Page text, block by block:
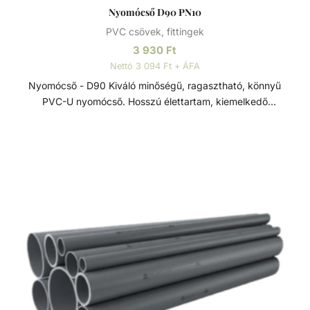
Nyomócső D90 PN10
PVC csövek, fittingek
3 930 Ft
Nettó 3 094 Ft + ÁFA
Nyomócső - D90 Kiváló minőségű, ragasztható, könnyű
PVC-U nyomócső. Hosszú élettartam, kiemelkedő
köszönhetően technológiai (savas vagy lúgos közegek) és
vízgépészeti (uszoda technika) csőhálózatok kedvelt
megoldása.